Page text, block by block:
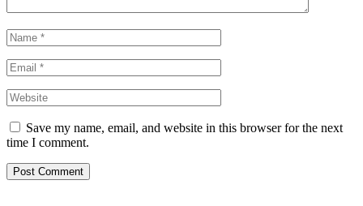
Save my name, email, and website in this browser for the next
time I comment.